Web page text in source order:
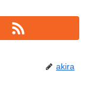
akira